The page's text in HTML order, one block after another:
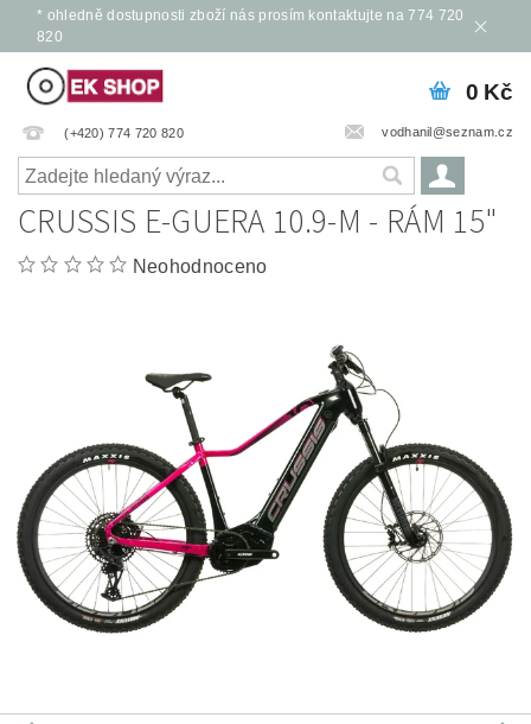
* ohledně dostupnosti zboží nás prosím kontaktujte na 774 720
820
(+420) 774 720 820 vodhanil@seznam.cz
0 Kč
CRUSSIS E-GUERA 10.9-M - RÁM 15"
Neohodnoceno